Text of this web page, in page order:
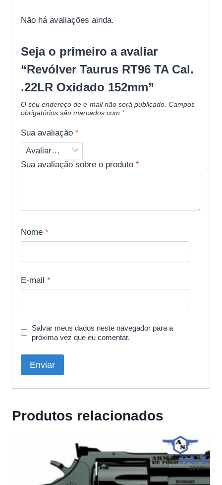
Não há avaliações ainda.
Seja o primeiro a avaliar
“Revólver Taurus RT96 TA Cal.
.22LR Oxidado 152mm”
O seu endereço de e-mail não será publicado. Campos
obrigatórios são marcados com *
Sua avaliação *
Sua avaliação sobre o produto *
Nome *
E-mail *
Salvar meus dados neste navegador para a
próxima vez que eu comentar.
Produtos relacionados